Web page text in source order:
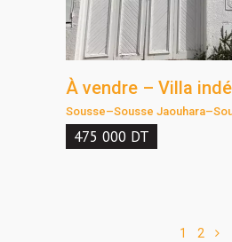
Sousse–Sousse Jaouhara–
475 000 DT
1 2